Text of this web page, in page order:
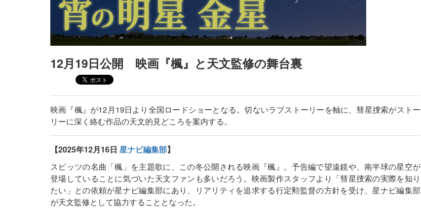
12月19日公開 映画『楓』と天文監修の舞台裏
映画『楓』が12月19日より全国ロードショーとなる。切ないラブストーリーを軸に、彗星捜索がストー
リーに深く絡む作品の天文的見どころを案内する。
【2025年12月16日 星ナビ編集部】
スピッツの名曲「楓」を主題歌に、この冬公開される映画『楓』。予告編で望遠鏡や、南半球の星空が
登場していることに気づいた天文ファンも多いだろう。映画製作スタッフより「彗星捜索の実際を知り
たい」との依頼が星ナビ編集部にあり、リアリティを追求する行定勲監督の方針を受け、星ナビ編集部
が天文監修として協力することとなった。